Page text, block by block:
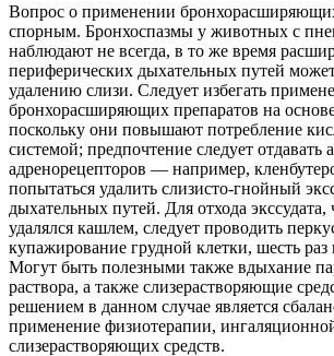
Вопрос о применении бронхорасширяющих
спорным. Бронхоспазмы у животных с
наблюдают не всегда, в то же время
периферических дыхательных путей
удалению слизи. Следует избегать
бронхорасширяющих препаратов на
поскольку они повышают потребление
системой; предпочтение следует отдавать
адренорецепторов — например,
попытаться удалить слизисто-гнойный
дыхательных путей. Для отхода
удалялся кашлем, следует проводить
купажирование грудной клетки, шесть
Могут быть полезными также вдыхание
раствора, а также слизерастворяющие
решением в данном случае является
применение физиотерапии,
слизерастворяющих средств.